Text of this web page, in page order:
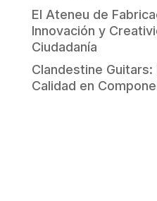
El Ateneu de
Innovación y
Ciudadanía
Clandestine
Calidad en